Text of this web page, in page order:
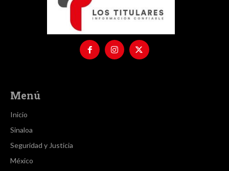
Menú
Inicio
Sinaloa
Seguridad y Justicia
México